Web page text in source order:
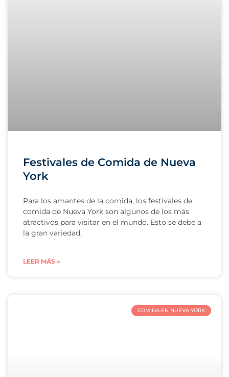
Festivales de Comida de Nueva
York
Para los amantes de la comida, los festivales de
comida de Nueva York son algunos de los más
atractivos para visitar en el mundo. Esto se debe a
la gran variedad,
LEER MÁS »
COMIDA EN NUEVA YORK